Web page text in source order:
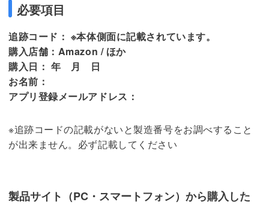
必要項目
追跡コード： ※本体側面に記載されています。
購入店舗：Amazon / ほか
購入日： 年 月 日
お名前：
アプリ登録メールアドレス：
※追跡コードの記載がないと製造番号をお調べすること
が出来ません。必ず記載してください
製品サイト（PC・スマートフォン）から購入した